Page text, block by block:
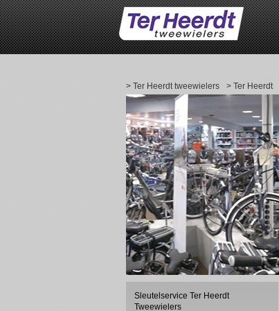
> Ter Heerdt tweewielers > Ter Heerdt
Sleutelservice Ter Heerdt
Tweewielers